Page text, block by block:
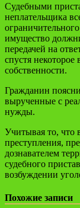
Судебными
неплательщика
имущество
передачей на
спустя
собственности.
Гражданин
вырученные с
нужды.
Учитывая то, что
преступления,
дознавателем
судебного
возбуждении
Похожие записи